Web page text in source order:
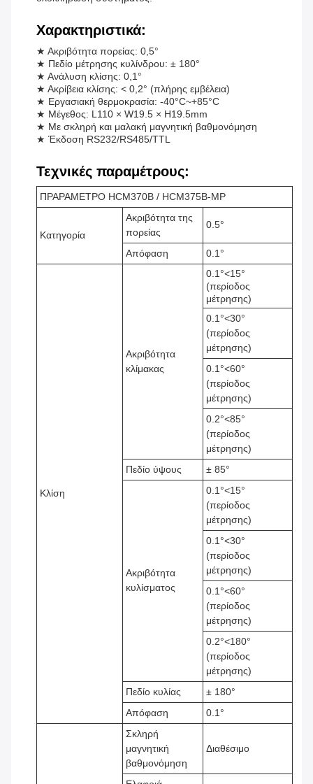
Χαρακτηριστικά:
★ Ακριβότητα πορείας: 0,5°
★ Πεδίο μέτρησης κυλίνδρου: ± 180°
★ Ανάλυση κλίσης: 0,1°
★ Ακρίβεια κλίσης: < 0,2° (πλήρης εμβέλεια)
★ Εργασιακή θερμοκρασία: -40°C~+85°C
★ Μέγεθος: L110 × W19.5 × H19.5mm
★ Με σκληρή και μαλακή μαγνητική βαθμονόμηση
★ Έκδοση RS232/RS485/TTL
Τεχνικές παραμέτρους:
ΠΡΑΡΑΜΕΤΡΟ HCM370B / HCM375B-MP
Κατηγορία
Ακριβότητα της
πορείας
0.5°
Απόφαση 0.1°
Κλίση
Ακριβότητα
κλίμακας
0.1°<15°
(περίοδος
μέτρησης)
0.1°<30°
(περίοδος
μέτρησης)
0.1°<60°
(περίοδος
μέτρησης)
0.2°<85°
(περίοδος
μέτρησης)
Πεδίο ύψους
± 85°
Ακριβότητα
κυλίσματος
0.1°<15°
(περίοδος
μέτρησης)
0.1°<30°
(περίοδος
μέτρησης)
0.1°<60°
(περίοδος
μέτρησης)
0.2°<180°
(περίοδος
μέτρησης)
Πεδίο κυλίας
± 180°
Απόφαση
0.1°
Σκληρή
μαγνητική
βαθμονόμηση
Διαθέσιμο